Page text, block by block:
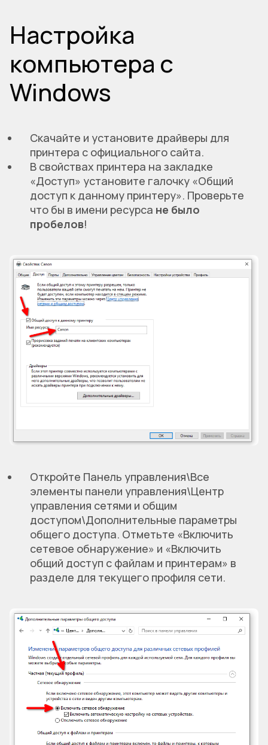
Настройка
компьютера с
Windows
Скачайте и установите драйверы для
принтера с официального сайта.
В свойствах принтера на закладке
«Доступ» установите галочку «Общий
доступ к данному принтеру». Проверьте
что бы в имени ресурса не было
пробелов!
Откройте Панель управления\Все
элементы панели управления\Центр
управления сетями и общим
доступом\Дополнительные параметры
общего доступа. Отметьте «Включить
сетевое обнаружение» и «Включить
общий доступ с файлам и принтерам» в
разделе для текущего профиля сети.